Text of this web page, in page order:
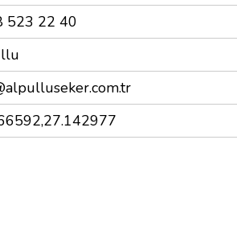
523 22 40